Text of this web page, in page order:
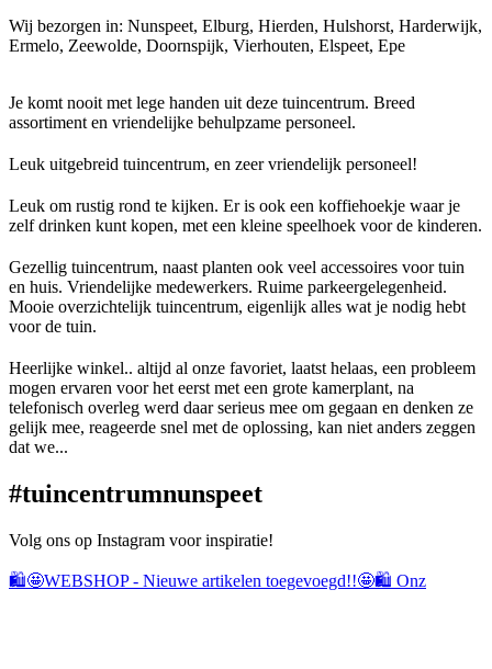
Wij bezorgen in: Nunspeet, Elburg, Hierden, Hulshorst, Harderwijk,
Ermelo, Zeewolde, Doornspijk, Vierhouten, Elspeet, Epe
Je komt nooit met lege handen uit deze tuincentrum. Breed
assortiment en vriendelijke behulpzame personeel.
Leuk uitgebreid tuincentrum, en zeer vriendelijk personeel!
Leuk om rustig rond te kijken. Er is ook een koffiehoekje waar je
zelf drinken kunt kopen, met een kleine speelhoek voor de kinderen.
Gezellig tuincentrum, naast planten ook veel accessoires voor tuin
en huis. Vriendelijke medewerkers. Ruime parkeergelegenheid.
Mooie overzichtelijk tuincentrum, eigenlijk alles wat je nodig hebt
voor de tuin.
Heerlijke winkel.. altijd al onze favoriet, laatst helaas, een probleem
mogen ervaren voor het eerst met een grote kamerplant, na
telefonisch overleg werd daar serieus mee om gegaan en denken ze
gelijk mee, reageerde snel met de oplossing, kan niet anders zeggen
dat we...
#tuincentrumnunspeet
Volg ons op Instagram voor inspiratie!
🛍️🤩WEBSHOP - Nieuwe artikelen toegevoegd!!🤩🛍️ Onz